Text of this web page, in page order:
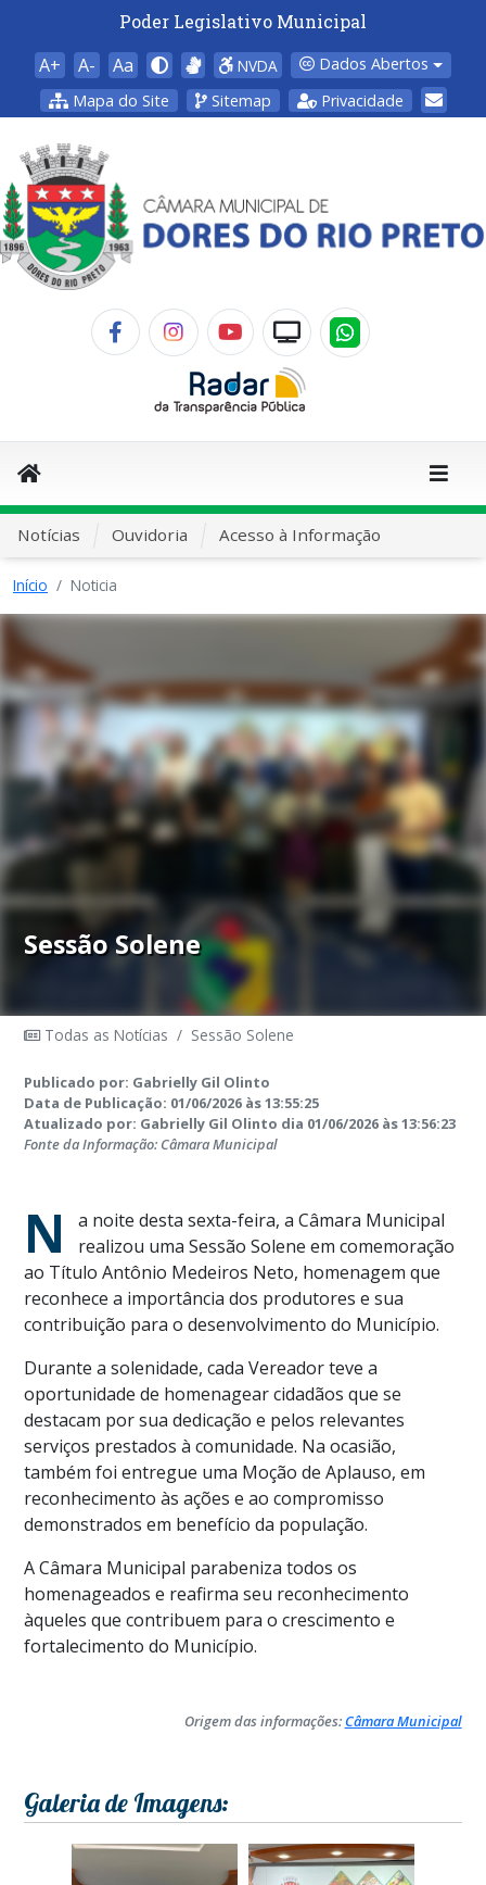
Poder Legislativo Municipal
A+ A- Aa NVDA
Dados Abertos
Mapa do Site
Sitemap Privacidade
Notícias Ouvidoria Acesso à Informação
Início Noticia
Sessão Solene
Todas as Notícias / Sessão Solene
Publicado por: Gabrielly Gil Olinto
Data de Publicação: 01/06/2026 às 13:55:25
Atualizado por: Gabrielly Gil Olinto dia 01/06/2026 às 13:56:23
Fonte da Informação: Câmara Municipal
N
a noite desta sexta-feira, a Câmara Municipal
realizou uma Sessão Solene em comemoração
ao Título Antônio Medeiros Neto, homenagem que
reconhece a importância dos produtores e sua
contribuição para o desenvolvimento do Município.
Durante a solenidade, cada Vereador teve a
oportunidade de homenagear cidadãos que se
destacam por sua dedicação e pelos relevantes
serviços prestados à comunidade. Na ocasião,
também foi entregue uma Moção de Aplauso, em
reconhecimento às ações e ao compromisso
demonstrados em benefício da população.
A Câmara Municipal parabeniza todos os
homenageados e reafirma seu reconhecimento
àqueles que contribuem para o crescimento e
fortalecimento do Município.
Origem das informações:Câmara Municipal
Galeria de Imagens: